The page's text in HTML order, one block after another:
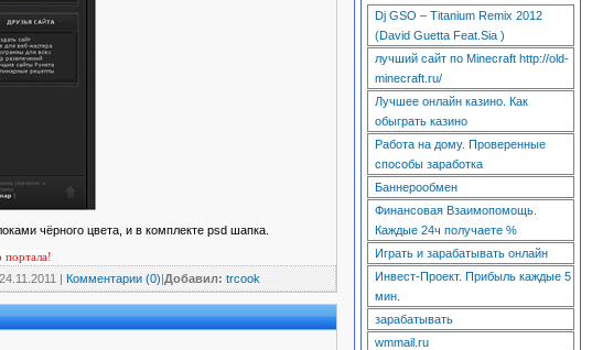
чёрного цвета, и в комплекте psd шапка.
24.11.2011 Комментарии (0) Добавил: trcook
Dj GSO – Titanium Remix 2012
(David Guetta Feat.Sia )
лучший сайт по Minecraft http://old-
minecraft.ru/
Лучшее онлайн казино. Как
обыграть казино
Работа на дому. Проверенные
способы заработка
Баннерообмен
Финансовая Взаимопомощь.
Каждые 24ч получаете %
Играть и зарабатывать онлайн
Инвест-Проект. Прибыль каждые 5
мин.
зарабатывать
wmmail.ru